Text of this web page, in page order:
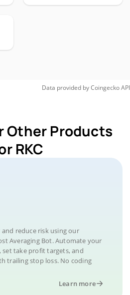
Data provided byCoingeckoAPI
Other Products
RKC
and reduce risk using our
Averaging Bot. Automate your
take profit targets, and
trailing stop loss. No coding
Learn more